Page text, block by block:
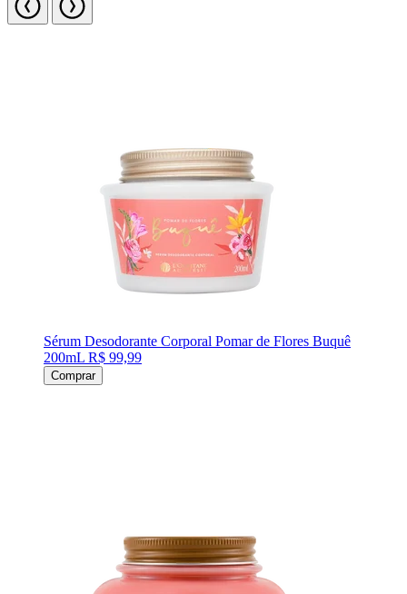
Sérum Desodorante Corporal Pomar de Flores Buquê
200mL R$ 99,99
Comprar